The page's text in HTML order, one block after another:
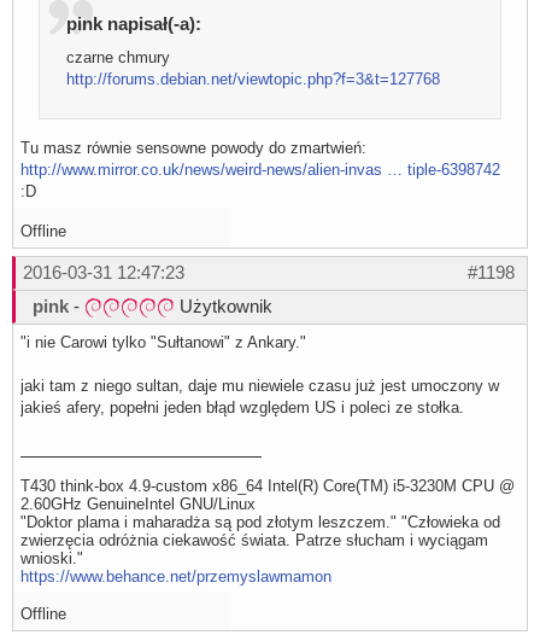
pink napisał(-a):
czarne chmury
http://forums.debian.net/viewtopic.php?f=3&t=127768
Tu masz równie sensowne powody do zmartwień:
http://www.mirror.co.uk/news/weird-news/alien-invas … tiple-6398742
:D
Offline
#1198
2016-03-31 12:47:23
pink - Użytkownik
"i nie Carowi tylko "Sułtanowi" z Ankary."
jaki tam z niego sultan, daje mu niewiele czasu już jest umoczony w
jakieś afery, popełni jeden błąd względem US i poleci ze stołka.
T430 think-box 4.9-custom x86_64 Intel(R) Core(TM) i5-3230M CPU @
2.60GHz GenuineIntel GNU/Linux
"Doktor plama i maharadża są pod złotym leszczem." "Człowieka od
zwierzęcia odróżnia ciekawość świata. Patrze słucham i wyciągam
wnioski."
https://www.behance.net/przemyslawmamon
Offline